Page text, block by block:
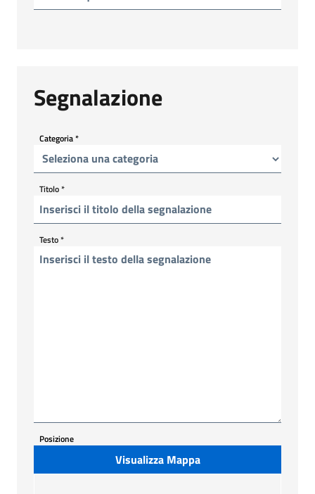
Segnalazione
Categoria*
Titolo*
Testo*
Posizione
Visualizza Mappa